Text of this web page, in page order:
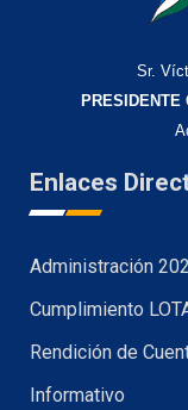
Sr.
Enlaces
Administración
Cumplimiento
Rendición de
Informativo